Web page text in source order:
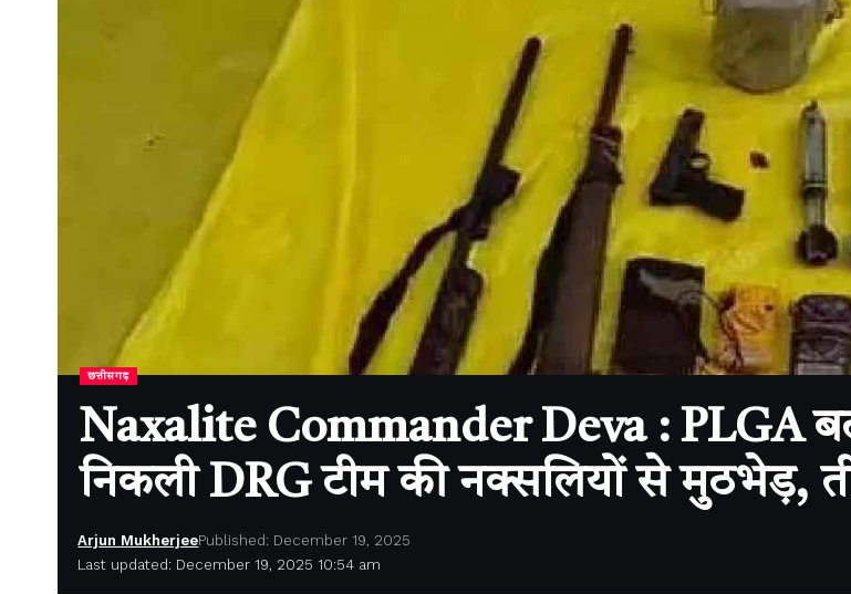
छत्तीसगढ़
Naxalite Commander Deva : PLGA
निकली DRG टीम की नक्सलियों से मुठभेड़,
Last updated: December 19, 2025 10:54 am
Arjun MukherjeePublished: December 19, 2025